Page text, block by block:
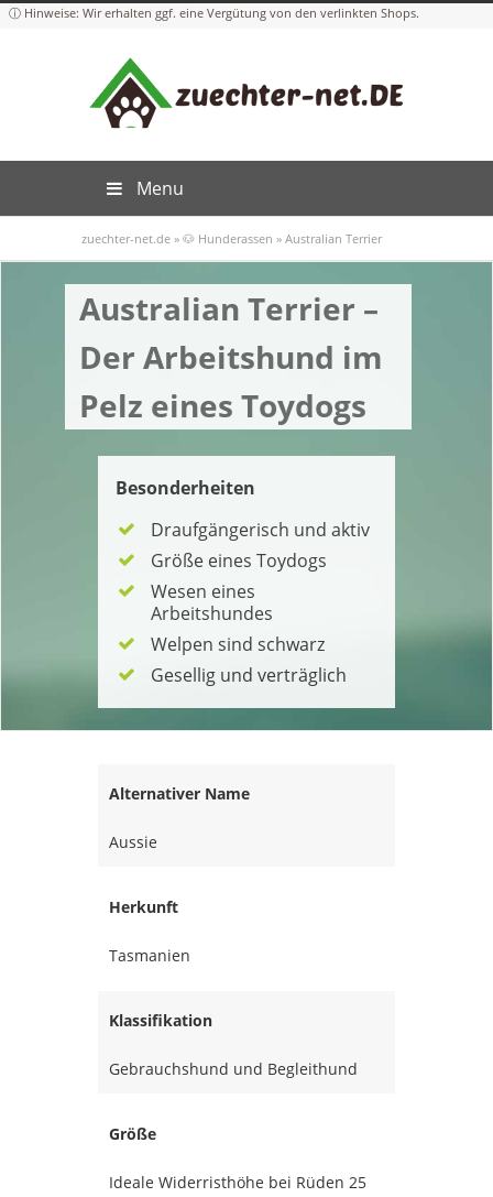
Menu
zuechter-net.de » 🐶 Hunderassen » Australian Terrier
Australian Terrier –
Der Arbeitshund im
Pelz eines Toydogs
Besonderheiten
Draufgängerisch und aktiv
Größe eines Toydogs
Wesen eines
Arbeitshundes
Welpen sind schwarz
Gesellig und verträglich
Alternativer Name
Aussie
Herkunft
Tasmanien
Klassifikation
Gebrauchshund und Begleithund
Größe
Ideale Widerristhöhe bei Rüden 25